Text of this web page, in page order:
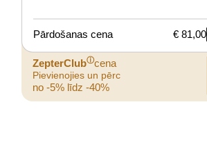
Pārdošanas cena € 81,00
ZepterClubⓘcena
Pievienojies un pērc
no -5% līdz -40%